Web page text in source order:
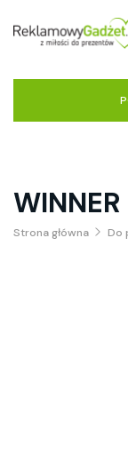
WINNER
Strona główna Do